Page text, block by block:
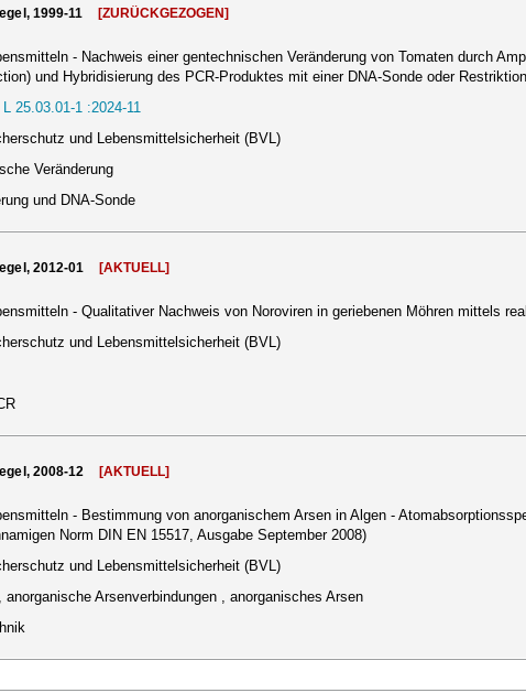
1999-11 [ZURÜCKGEZOGEN]
- Nachweis einer gentechnischen Veränderung von Tomaten durch
und Hybridisierung des PCR-Produktes mit einer DNA-Sonde oder
25.03.01-1 :2024-11
und Lebensmittelsicherheit (BVL)
Veränderung
und DNA-Sonde
2012-01 [AKTUELL]
- Qualitativer Nachweis von Noroviren in geriebenen Möhren mittels
und Lebensmittelsicherheit (BVL)
2008-12 [AKTUELL]
- Bestimmung von anorganischem Arsen in Algen -
Norm DIN EN 15517, Ausgabe September 2008)
und Lebensmittelsicherheit (BVL)
anorganische Arsenverbindungen , anorganisches Arsen